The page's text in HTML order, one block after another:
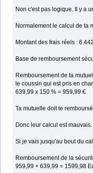
Non c'est pas logique. Il y a
Normalement le calcul de ta
Montant des frais réels :
Base de remboursement
Remboursement de ta
le coussin qui est pris en
639,99 x 150 % = 959,99 €
Ta mutuelle doit te
Donc leur calcul est mauvais.
Si je vais jusqu'au bout du
Remboursement de la
959,99 + 639,99 = 1599,98